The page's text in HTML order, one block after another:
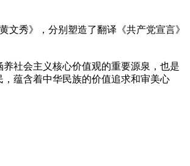
秀》，分别塑造了翻译《共产党宣言》
社会主义核心价值观的重要源泉，也是
蕴含着中华民族的价值追求和审美心